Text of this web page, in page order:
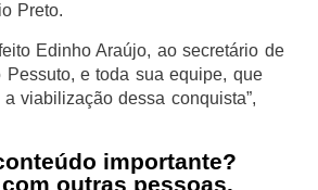
Preto.
Edinho Araújo, ao secretário de
Pessuto, e toda sua equipe, que
viabilização dessa conquista”,
importante?
outras pessoas.